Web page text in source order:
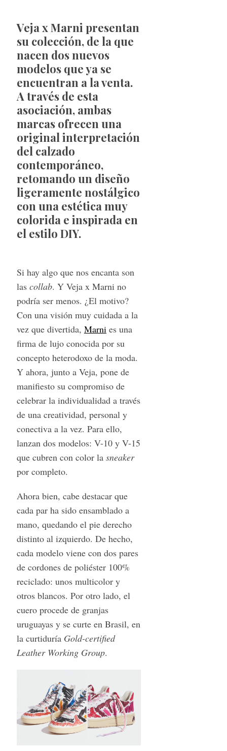
Veja x Marni presentan
su colección, de la que
nacen dos nuevos
modelos que ya se
encuentran a la venta.
A través de esta
asociación, ambas
marcas ofrecen una
original interpretación
del calzado
contemporáneo,
retomando un diseño
ligeramente nostálgico
con una estética muy
colorida e inspirada en
el estilo DIY.
Si hay algo que nos encanta son
las collab. Y Veja x Marni no
podría ser menos. ¿El motivo?
Con una visión muy cuidada a la
vez que divertida, Marni es una
firma de lujo conocida por su
concepto heterodoxo de la moda.
Y ahora, junto a Veja, pone de
manifiesto su compromiso de
celebrar la individualidad a través
de una creatividad, personal y
conectiva a la vez. Para ello,
lanzan dos modelos: V-10 y V-15
que cubren con color la sneaker
por completo.
Ahora bien, cabe destacar que
cada par ha sido ensamblado a
mano, quedando el pie derecho
distinto al izquierdo. De hecho,
cada modelo viene con dos pares
de cordones de poliéster 100%
reciclado: unos multicolor y
otros blancos. Por otro lado, el
cuero procede de granjas
uruguayas y se curte en Brasil, en
la curtiduría Gold-certified
Leather Working Group.
a
r